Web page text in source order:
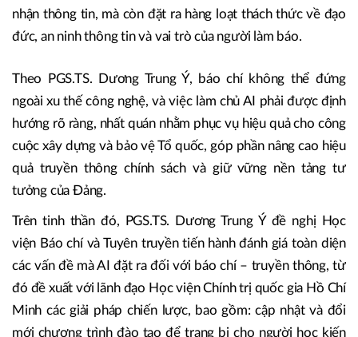
nhận thông tin, mà còn đặt ra hàng loạt thách thức về đạo
đức, an ninh thông tin và vai trò của người làm báo.
Theo PGS.TS. Dương Trung Ý, báo chí không thể đứng
ngoài xu thế công nghệ, và việc làm chủ AI phải được định
hướng rõ ràng, nhất quán nhằm phục vụ hiệu quả cho công
cuộc xây dựng và bảo vệ Tổ quốc, góp phần nâng cao hiệu
quả truyền thông chính sách và giữ vững nền tảng tư
tưởng của Đảng.
Trên tinh thần đó, PGS.TS. Dương Trung Ý đề nghị Học
viện Báo chí và Tuyên truyền tiến hành đánh giá toàn diện
các vấn đề mà AI đặt ra đối với báo chí – truyền thông, từ
đó đề xuất với lãnh đạo Học viện Chính trị quốc gia Hồ Chí
Minh các giải pháp chiến lược, bao gồm: cập nhật và đổi
mới chương trình đào tạo để trang bị cho người học kiến